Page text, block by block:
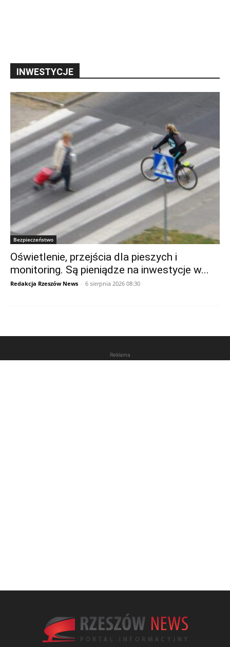
INWESTYCJE
Bezpieczeństwo
Oświetlenie, przejścia dla pieszych i
monitoring. Są pieniądze na inwestycje w...
Redakcja Rzeszów News - 6 sierpnia 2026 08:30
Reklama